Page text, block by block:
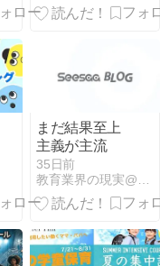
まだ結果至上
主義が主流
35日前
教育業界の現実@埼玉